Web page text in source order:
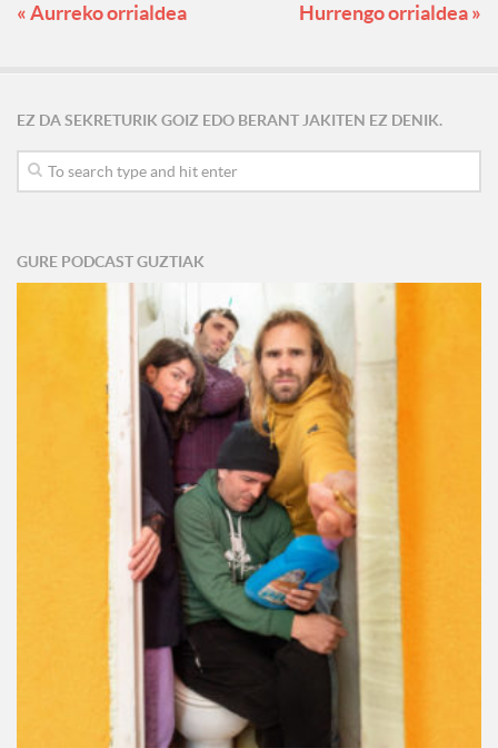
« Aurreko orrialdea Hurrengo orrialdea »
EZ DA SEKRETURIK GOIZ EDO BERANT JAKITEN EZ DENIK.
GURE PODCAST GUZTIAK